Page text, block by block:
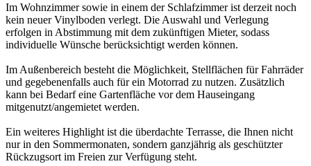
Im Wohnzimmer sowie in einem der Schlafzimmer ist derzeit noch
kein neuer Vinylboden verlegt. Die Auswahl und Verlegung
erfolgen in Abstimmung mit dem zukünftigen Mieter, sodass
individuelle Wünsche berücksichtigt werden können.
Im Außenbereich besteht die Möglichkeit, Stellflächen für Fahrräder
und gegebenenfalls auch für ein Motorrad zu nutzen. Zusätzlich
kann bei Bedarf eine Gartenfläche vor dem Hauseingang
mitgenutzt/angemietet werden.
Ein weiteres Highlight ist die überdachte Terrasse, die Ihnen nicht
nur in den Sommermonaten, sondern ganzjährig als geschützter
Rückzugsort im Freien zur Verfügung steht.